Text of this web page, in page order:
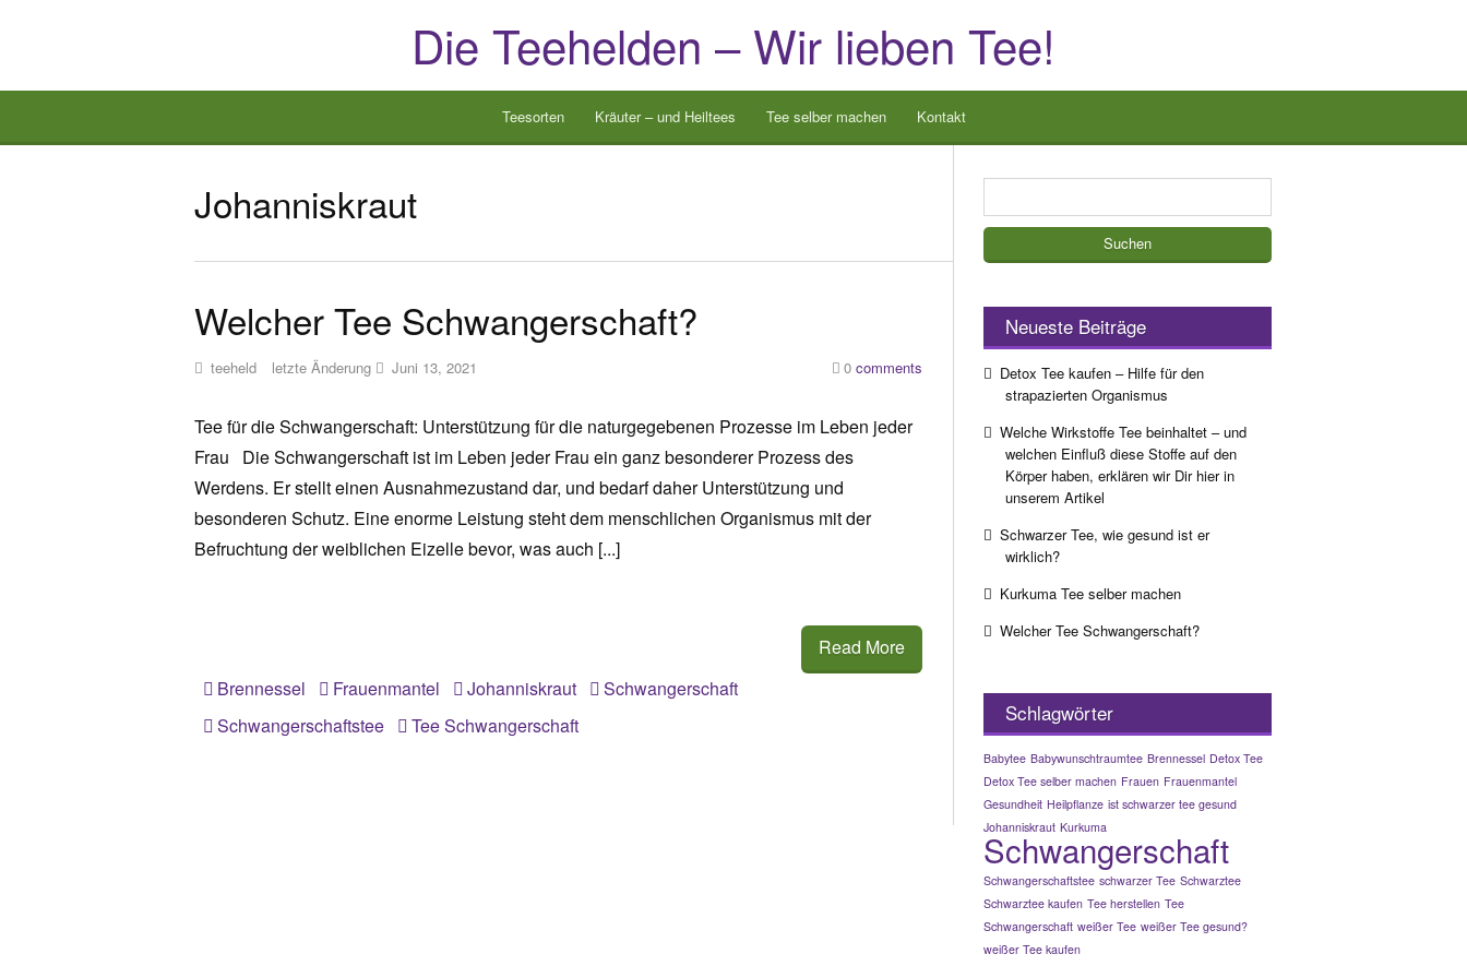
Die Teehelden – Wir lieben Tee!
Teesorten Kräuter – und Heiltees Tee selber machen Kontakt
Johanniskraut
Welcher Tee Schwangerschaft?
teeheld letzte Änderung Juni 13, 2021 0 comments
Tee für die Schwangerschaft: Unterstützung für die naturgegebenen Prozesse im Leben jeder
Frau Die Schwangerschaft ist im Leben jeder Frau ein ganz besonderer Prozess des
Werdens. Er stellt einen Ausnahmezustand dar, und bedarf daher Unterstützung und
besonderen Schutz. Eine enorme Leistung steht dem menschlichen Organismus mit der
Befruchtung der weiblichen Eizelle bevor, was auch [...]
Read More
Brennessel
Frauenmantel Johanniskraut
Schwangerschaft
Schwangerschaftstee
Tee Schwangerschaft
Neueste Beiträge
Detox Tee kaufen – Hilfe für den
strapazierten Organismus
Welche Wirkstoffe Tee beinhaltet – und
welchen Einfluß diese Stoffe auf den
Körper haben, erklären wir Dir hier in
unserem Artikel
Schwarzer Tee, wie gesund ist er
wirklich?
Kurkuma Tee selber machen
Welcher Tee Schwangerschaft?
Schlagwörter
Babytee Babywunschtraumtee Brennessel Detox Tee
Detox Tee selber machen Frauen Frauenmantel
Gesundheit Heilpflanze ist schwarzer tee gesund
Johanniskraut Kurkuma
Schwangerschaft
Schwangerschaftstee schwarzer Tee Schwarztee
Schwarztee kaufen Tee herstellen Tee
Schwangerschaft weißer Tee weißer Tee gesund?
weißer Tee kaufen